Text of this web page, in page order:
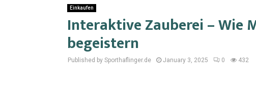
Einkaufen
Interaktive Zauberei –
begeistern
Published by Sporthaflinger.de January 3, 2025 0 432